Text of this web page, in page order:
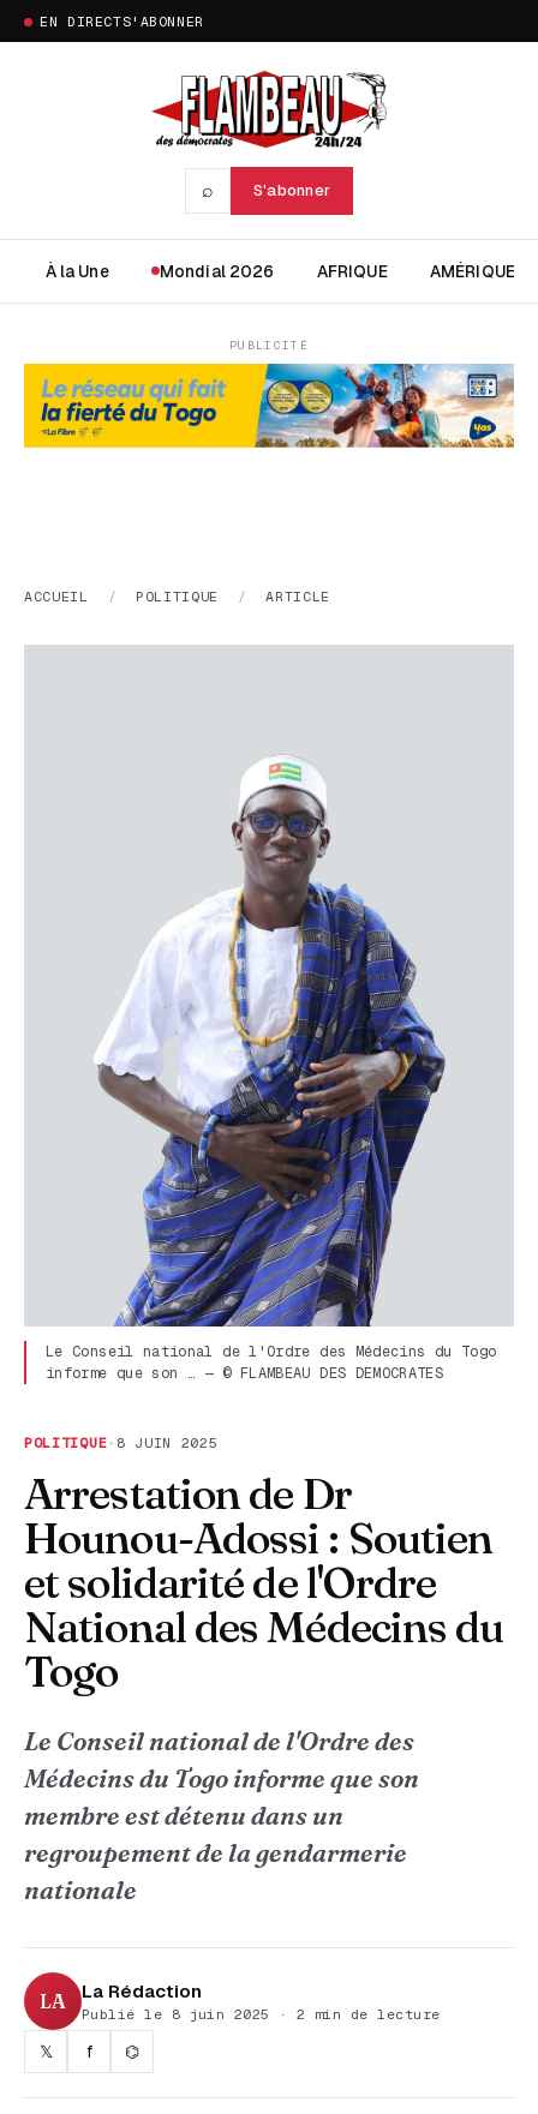
EN DIRECTS'ABONNER
⌕ S'abonner
À la Une Mondial 2026 AFRIQUE AMÉRIQUE
PUBLICITÉ
ACCUEIL / POLITIQUE / ARTICLE
Le Conseil national de l'Ordre des Médecins du Togo
informe que son … — © FLAMBEAU DES DEMOCRATES
POLITIQUE · 8 JUIN 2025
Arrestation de Dr
Hounou-Adossi : Soutien
et solidarité de l'Ordre
National des Médecins du
Togo
Le Conseil national de l'Ordre des
Médecins du Togo informe que son
membre est détenu dans un
regroupement de la gendarmerie
nationale
LA La Rédaction
Publié le 8 juin 2025 · 2 min de lecture
𝕏 f ⌬